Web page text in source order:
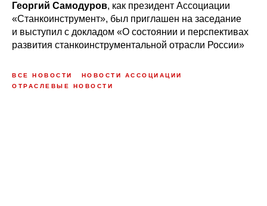
Георгий Самодуров, как президент Ассоциации
«Станкоинструмент», был приглашен на заседание
и выступил с докладом «О состоянии и перспективах
развития станкоинструментальной отрасли России»
ВСЕ НОВОСТИ
НОВОСТИ АССОЦИАЦИИ
ОТРАСЛЕВЫЕ НОВОСТИ